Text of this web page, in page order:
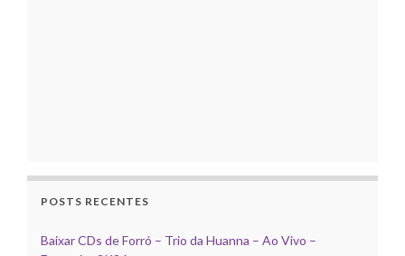
POSTS RECENTES
Baixar CDs de Forró – Trio da Huanna – Ao Vivo –